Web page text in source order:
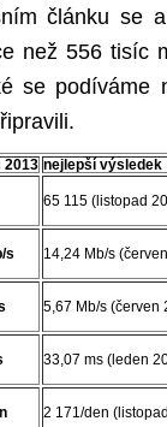
článku se
než 556 tisíc
se podíváme
2013 nejlepší výsledek
65 115 (listopad
s 14,24 Mb/s
5,67 Mb/s (červen
33,07 ms (leden
2 171/den